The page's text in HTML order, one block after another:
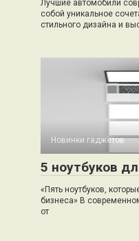
Лучшие автомобили
собой уникальное
стильного дизайна и
Новинки гаджетов
5 ноутбуков
«Пять ноутбуков,
бизнеса» В
от